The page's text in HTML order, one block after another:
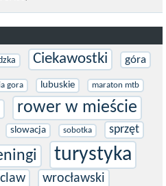
startujesz w zawodach i chcesz po
z siebie...
Ciekawostki góra
gora lubuskie maraton mtb
rower w mieście
slowacja sobotka sprzęt
turystyka
wrocławski